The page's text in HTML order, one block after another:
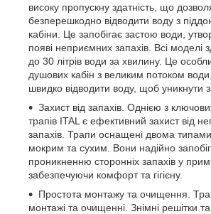
високу пропускну здатність, що
безперешкодно відводити воду з
кабіни. Це запобігає застою води,
появі неприємних запахів. Всі моделі
до 30 літрів води за хвилину. Це
душових кабін з великим потоком
швидко відводити воду, щоб уникнути
Захист від запахів. Однією з
трапів ITAL є ефективний захист від
запахів. Трапи оснащені двома
мокрим та сухим. Вони надійно
проникненню сторонніх запахів у
забезпечуючи комфорт та гігієну.
Простота монтажу та очищення.
монтажі та очищенні. Знімні решітки